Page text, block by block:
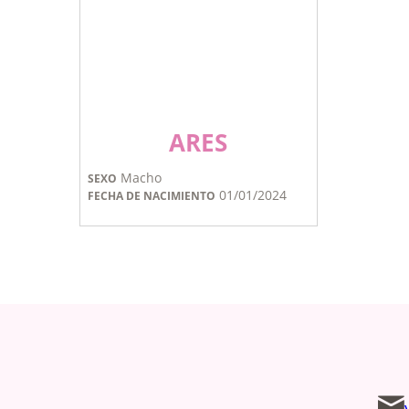
ARES
SEXO Macho
FECHA DE NACIMIENTO 01/01/2024